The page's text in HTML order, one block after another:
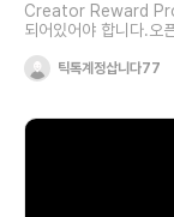
Creator Reward
되어있어야 합니다.오
요.https://틱톡계정삽니다77